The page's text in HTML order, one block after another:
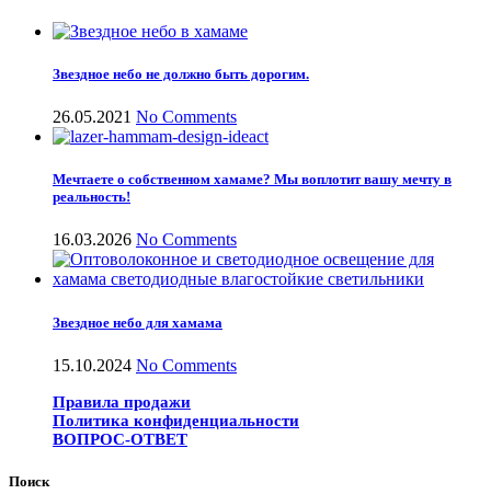
Звездное небо не должно быть дорогим.
26.05.2021 No Comments
Мечтаете о собственном хамаме? Мы воплотит вашу мечту в
реальность!
16.03.2026 No Comments
Звездное небо для хамама
15.10.2024 No Comments
Правила продажи
Политика конфиденциальности
ВОПРОС-ОТВЕТ
Поиск